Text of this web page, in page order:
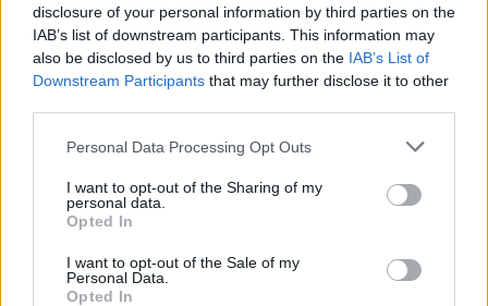
disclosure of your personal information by third parties on the
IAB’s list of downstream participants. This information may
also be disclosed by us to third parties on the IAB’s List of
Downstream Participants that may further disclose it to other
Personal Data Processing Opt Outs
I want to opt-out of the Sharing of my
personal data.
Opted In
I want to opt-out of the Sale of my
Personal Data.
Opted In
iki produkto. Taip formuojasi ne tik
inovatyvūs sprendimai, bet ir būsimi
įkūrėjaifounderiai, kurie jau anksti supranta,
kaip technologijos virsta verslu“, – teigia LJA
atstovai.
Verslo bendruomenei tai signalas, kad dalis
ateities startuolių kūrėjų savo pirmuosius
žingsnius žengia dar mokykloje – per